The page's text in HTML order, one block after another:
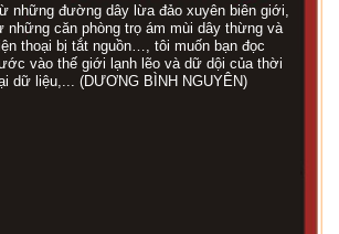
những đường dây lừa đảo xuyên biên giới,
những căn phòng trọ ám mùi dây thừng và
thoại bị tắt nguồn…, tôi muốn bạn đọc
vào thế giới lạnh lẽo và dữ dội của thời
dữ liệu,... (DƯƠNG BÌNH NGUYÊN)